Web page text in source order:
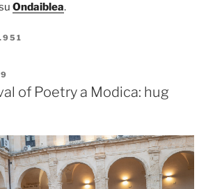
Ondaiblea.
of Poetry a Modica: hug